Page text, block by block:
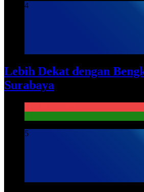
4
Lebih Dekat dengan
Surabaya
5